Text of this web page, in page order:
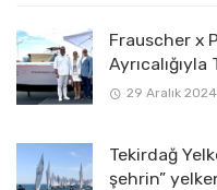
Frauscher x
Ayrıcalığıyla
29 Aralık 2024
Tekirdağ
şehrin”